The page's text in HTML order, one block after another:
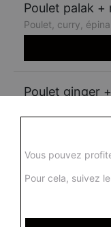
Poulet palak +
Poulet, curry,
Poulet ginger
Vous pouvez
Pour cela, suivez